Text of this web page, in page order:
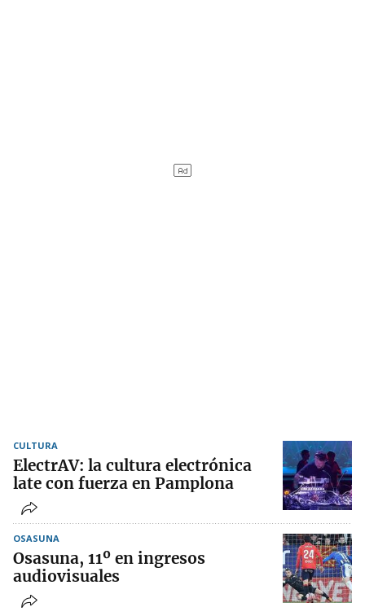
CULTURA
ElectrAV: la cultura electrónica
late con fuerza en Pamplona
OSASUNA
Osasuna, 11º en ingresos
audiovisuales